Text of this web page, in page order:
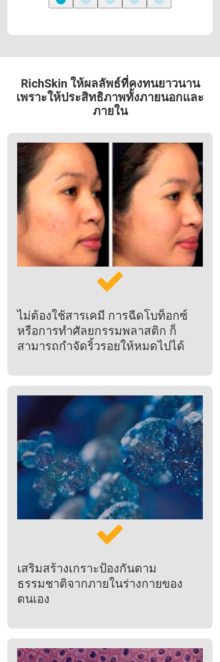
RichSkin ให้ผลลัพธ์ที่คงทนยาวนาน
เพราะให้ประสิทธิภาพทั้งภายนอกและ
ภายใน
ไม่ต้องใช้สารเคมี การฉีดโบท็อกซ์
หรือการทำศัลยกรรมพลาสติก ก็
สามารถกำจัดริ้วรอยให้หมดไปได้
เสริมสร้างเกราะป้องกันตาม
ธรรมชาติจากภายในร่างกายของ
ตนเอง